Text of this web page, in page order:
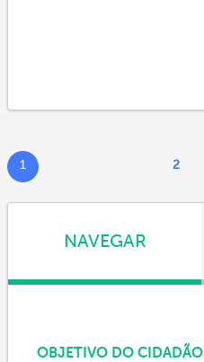
1 2
NAVEGAR
OBJETIVO DO CIDADÃO